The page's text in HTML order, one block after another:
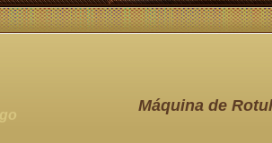
Máquina de